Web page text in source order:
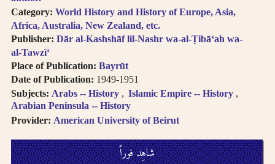
Category: World History and History of Europe, Asia,
Africa, Australia, New Zealand, etc.
Publisher: Dār al-Kashshāf lil-Nashr wa-al-Ṭibā‘ah wa-
al-Tawzī‘
Place of Publication: Bayrūt
Date of Publication: 1949-1951
Subjects: Arabs -- History
Islamic Empire -- History
Arabian Peninsula -- History
Provider: American University of Beirut
شاهِد فوراً